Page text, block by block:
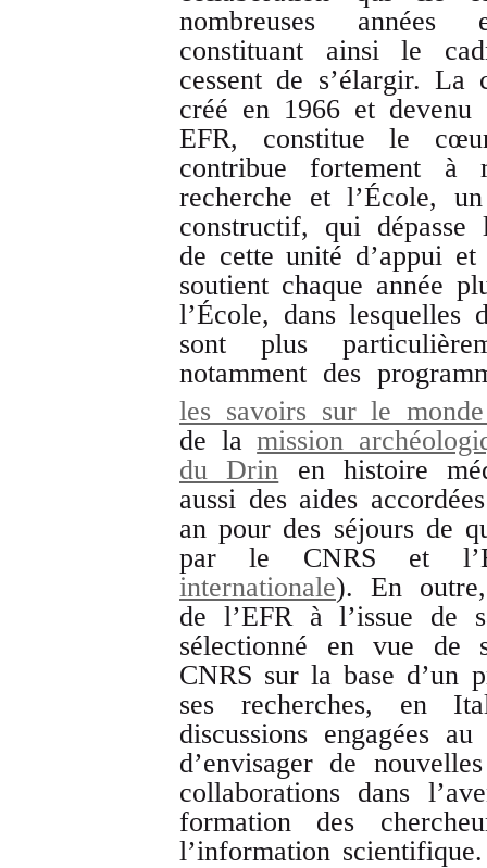
nombreuses années
constituant ainsi le
cessent de s’élargir.
créé en 1966 et
EFR, constitue le
contribue fortement à
recherche et l’École,
constructif, qui
de cette unité d’appui
soutient chaque année
l’École, dans lesquelles
sont plus
notamment des
les savoirs sur le
de lamission
du Drin en histoire
aussi des aides
an pour des séjours de
par le CNRS et
internationale). En
de l’EFR à l’issue de
sélectionné en vue de
CNRS sur la base d’un
ses recherches, en
discussions engagées
d’envisager de
collaborations dans
formation des
l’information